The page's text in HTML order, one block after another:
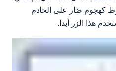
كهجوم ضار على الخادم
هذا الزر أبدا.